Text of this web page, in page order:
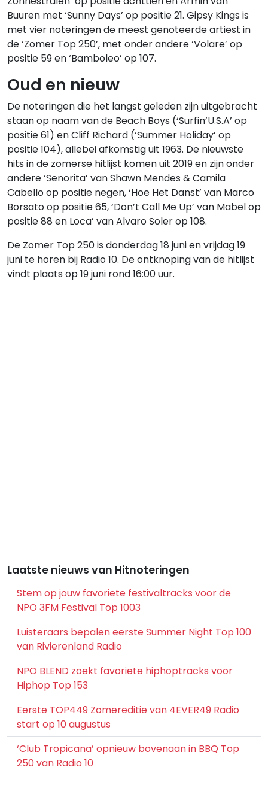
Buuren met ‘Sunny Days’ op positie 21. Gipsy Kings is
met vier noteringen de meest genoteerde artiest in
de ‘Zomer Top 250’, met onder andere ‘Volare’ op
positie 59 en ‘Bamboleo’ op 107.
Oud en nieuw
De noteringen die het langst geleden zijn uitgebracht
staan op naam van de Beach Boys (‘Surfin’U.S.A’ op
positie 61) en Cliff Richard (‘Summer Holiday’ op
positie 104), allebei afkomstig uit 1963. De nieuwste
hits in de zomerse hitlijst komen uit 2019 en zijn onder
andere ‘Senorita’ van Shawn Mendes & Camila
Cabello op positie negen, ‘Hoe Het Danst’ van Marco
Borsato op positie 65, ‘Don’t Call Me Up’ van Mabel op
positie 88 en Loca’ van Alvaro Soler op 108.
De Zomer Top 250 is donderdag 18 juni en vrijdag 19
juni te horen bij Radio 10. De ontknoping van de hitlijst
vindt plaats op 19 juni rond 16:00 uur.
Laatste nieuws van Hitnoteringen
Stem op jouw favoriete festivaltracks voor de
NPO 3FM Festival Top 1003
Luisteraars bepalen eerste Summer Night Top 100
van Rivierenland Radio
NPO BLEND zoekt favoriete hiphoptracks voor
Hiphop Top 153
Eerste TOP449 Zomereditie van 4EVER49 Radio
start op 10 augustus
‘Club Tropicana’ opnieuw bovenaan in BBQ Top
250 van Radio 10